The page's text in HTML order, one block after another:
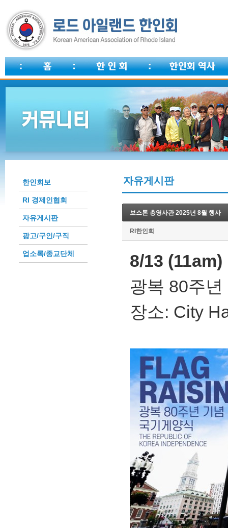
한인회보
RI 경제인협회
자유게시판
광고/구인/구직
업소록/종교단체
자유게시판
보스톤 총영사관 2025년 8월 행사
RI한인회
8/13
광복 80주년
장소: City